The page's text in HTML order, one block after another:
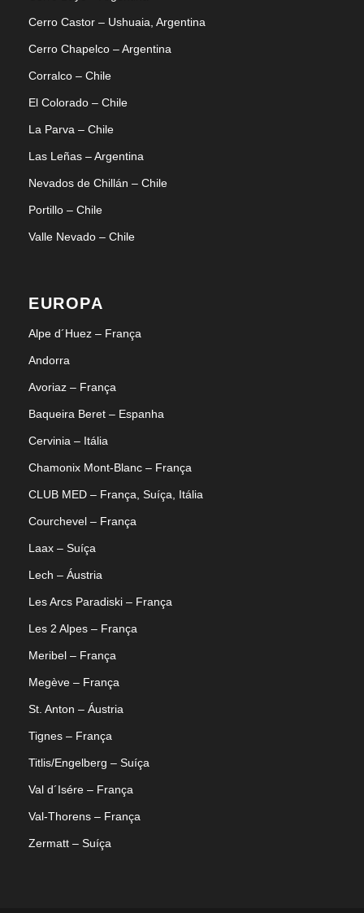
Cerro Castor – Ushuaia, Argentina
Cerro Chapelco – Argentina
Corralco – Chile
El Colorado – Chile
La Parva – Chile
Las Leñas – Argentina
Nevados de Chillán – Chile
Portillo – Chile
Valle Nevado – Chile
EUROPA
Alpe d´Huez – França
Andorra
Avoriaz – França
Baqueira Beret – Espanha
Cervinia – Itália
Chamonix Mont-Blanc – França
CLUB MED – França, Suíça, Itália
Courchevel – França
Laax – Suíça
Lech – Áustria
Les Arcs Paradiski – França
Les 2 Alpes – França
Meribel – França
Megève – França
St. Anton – Áustria
Tignes – França
Titlis/Engelberg – Suíça
Val d´Isére – França
Val-Thorens – França
Zermatt – Suíça